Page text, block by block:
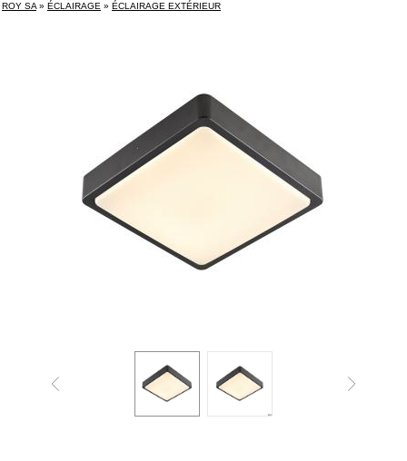
ROY SA » ÉCLAIRAGE » ÉCLAIRAGE EXTÉRIEUR